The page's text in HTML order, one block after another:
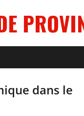
dans le